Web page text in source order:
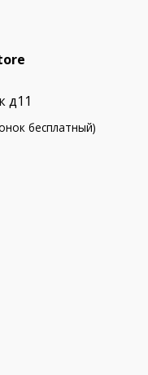
д11
бесплатный)